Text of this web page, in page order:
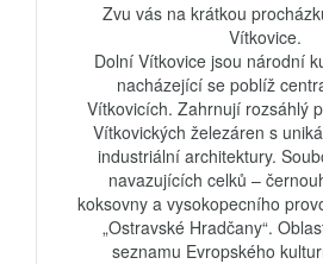
Zvu vás na krátkou
Vítkovice.
Dolní Vítkovice jsou národní
nacházející se poblíž
Vítkovicích. Zahrnují rozsáhlý
Vítkovických železáren s
industriální architektury.
navazujících celků –
koksovny a vysokopecního
„Ostravské Hradčany“.
seznamu Evropského